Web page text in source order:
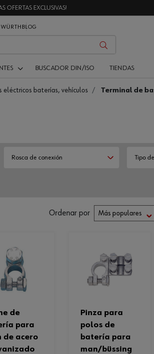
OFERTAS EXCLUSIVAS!
BLOG
BUSCADOR DIN/ISO TIENDAS
eléctricos baterías, vehículos Terminal de
Rosca de conexión Tipo
Ordenar por
para
de acero
pinza para
polos de
batería para
man/büssing